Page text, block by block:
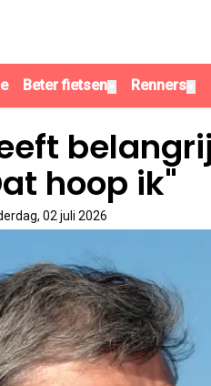
Beter fietsen Renners
hoop ik"
02 juli 2026